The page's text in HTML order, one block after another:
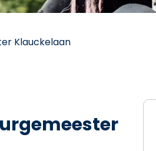
Klauckelaan